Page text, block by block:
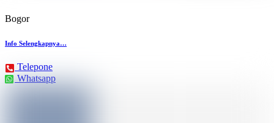
Bogor
Info Selengkapnya…
Telepone
Whatsapp